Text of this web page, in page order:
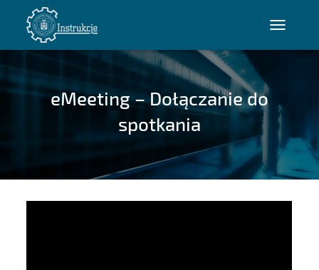
R
Ą
C
Z
N
A
eMeeting – Dołączanie do
spotkania